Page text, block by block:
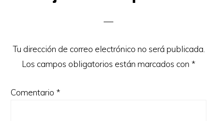
lectores
Tu dirección de correo electrónico no será publicada.
Los campos obligatorios están marcados con *
Comentario *